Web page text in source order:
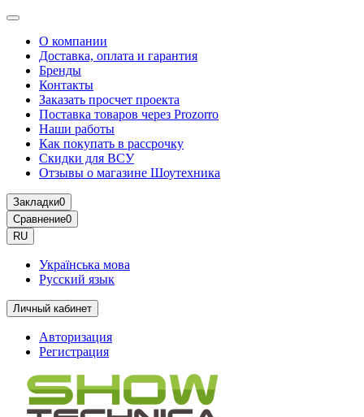
О компании
Доставка, оплата и гарантия
Бренды
Контакты
Заказать просчет проекта
Поставка товаров через Prozorro
Наши работы
Как покупать в рассрочку
Скидки для ВСУ
Отзывы о магазине Шоутехника
Закладки0
Сравнение0
RU
Українська мова
Русский язык
Личный кабинет
Авторизация
Регистрация